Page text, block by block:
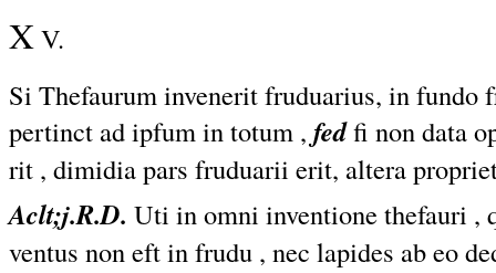
XV.
Si Thefaurum invenerit fruduarius, in fundo
pertinct ad ipfum in totum , fedfi non data
rit , dimidia pars fruduarii erit, altera
Aclt;j.R.D. Uti in omni inventione thefauri ,
ventus non eft in frudu , nec lapides ab eo